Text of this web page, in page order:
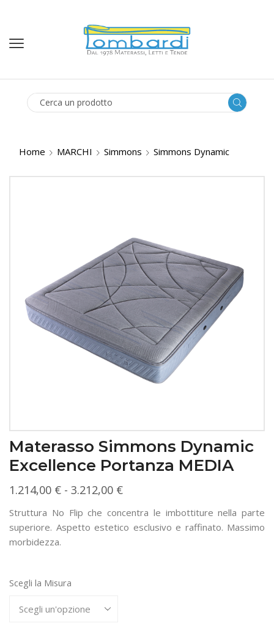
Home MARCHI Simmons Simmons Dynamic
Materasso Simmons Dynamic
Excellence Portanza MEDIA
1.214,00 € - 3.212,00 €Fascia
prezzo:
Struttura No Flip che concentra le imbottiture nella parte
superiore. Aspetto estetico esclusivo e raffinato. Massimo
morbidezza.
Scegli la Misura